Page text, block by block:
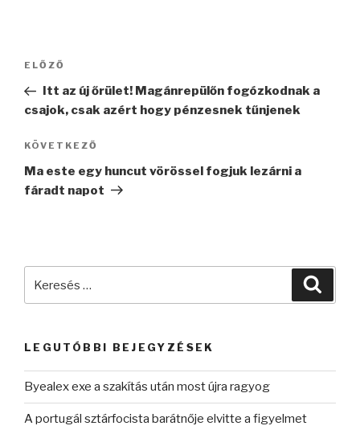
Bejegyzés
Korábbi
bejegyzés
ELŐZŐ
Itt az új őrület! Magánrepülőn fogózkodnak a
csajok, csak azért hogy pénzesnek tűnjenek
Következő
bejegyzés
KÖVETKEZŐ
Ma este egy huncut vörössel fogjuk lezárni a
fáradt napot
LEGUTÓBBI BEJEGYZÉSEK
Byealex exe a szakítás után most újra ragyog
A portugál sztárfocista barátnője elvitte a figyelmet